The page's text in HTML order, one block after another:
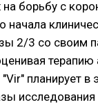
борьбу с
начала
2/3 со своим
терапию
планирует в
исследования